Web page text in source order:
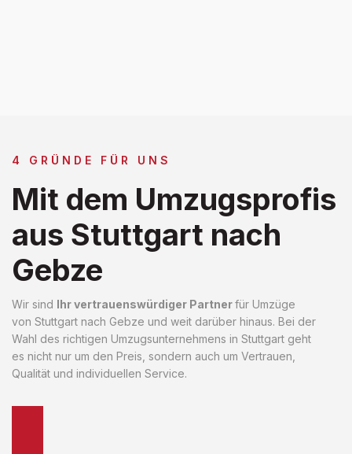
4 GRÜNDE FÜR UNS
Mit dem Umzugsprofis
aus Stuttgart nach
Gebze
Wir sind Ihr vertrauenswürdiger Partnerfür Umzüge
von Stuttgart nach Gebze und weit darüber hinaus. Bei der
Wahl des richtigen Umzugsunternehmens in Stuttgart geht
es nicht nur um den Preis, sondern auch um Vertrauen,
Qualität und individuellen Service.